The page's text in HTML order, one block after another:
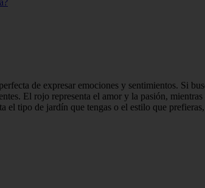
de expresar emociones y sentimientos. Si
El rojo representa el amor y la pasión, mientras
tipo de jardín que tengas o el estilo que